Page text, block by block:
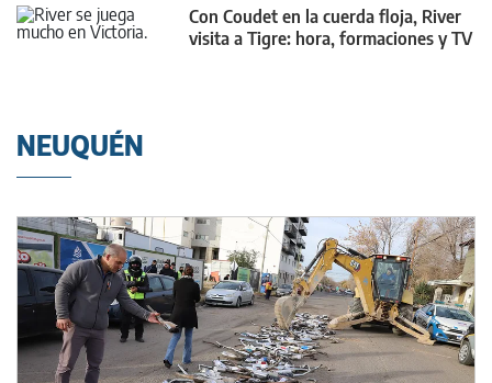
Con Coudet en la cuerda floja, River
visita a Tigre: hora, formaciones y TV
NEUQUÉN